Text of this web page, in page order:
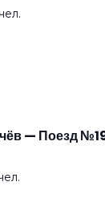
— Поезд